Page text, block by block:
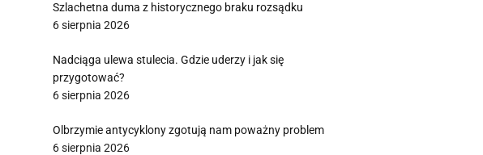
Szlachetna duma z historycznego braku rozsądku
6 sierpnia 2026
Nadciąga ulewa stulecia. Gdzie uderzy i jak się
przygotować?
6 sierpnia 2026
Olbrzymie antycyklony zgotują nam poważny problem
6 sierpnia 2026